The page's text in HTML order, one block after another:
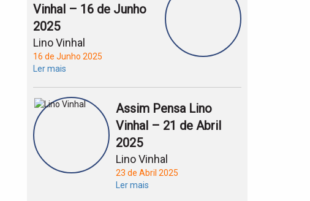
Vinhal – 16 de Junho
2025
Lino Vinhal
16 de Junho 2025
Ler mais
Assim Pensa Lino
Vinhal – 21 de Abril
2025
Lino Vinhal
23 de Abril 2025
Ler mais